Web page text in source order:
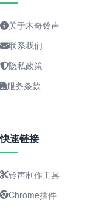
关于木奇铃声
联系我们
隐私政策
服务条款
快速链接
铃声制作工具
Chrome插件